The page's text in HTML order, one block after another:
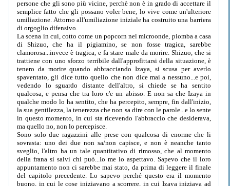
persone che gli sono più vicine, perchè non è in grado di accettare il
semplice fatto che gli possano voler bene, lo vive come un'ulteriore
umiliazione. Attorno all'umiliazione iniziale ha costruito una barriera
di orgoglio difensivo.
La scena in cui, cotto come un popcorn nel microonde, piomba a casa
di Shizuo, che ha il pigiamino, se non fosse tragica, sarebbe
clamorosa...invece è tragica, e fa stare male da morire. Shizuo, che si
trattiene con uno sforzo terribile dall'approfittarsi della situazione, è
tenero da morire quando abbracciando Izaya, si scusa per averlo
spaventato, gli dice tutto quello che non dice mai a nessuno...e poi,
vedendo lo sguardo distante dell'altro, si chiede se ha sentito
qualcosa, e pensa che tra loro c'e un abisso. E non sa che Izaya in
qualche modo lo ha sentito, che ha percepito, sempre, fin dall'inizio,
la sua gentilezza, la tenerezza che non sa dire con le parole...e lo sente
in questo momento, in cui sta ricevendo l'abbraccio che desiderava,
ma quello no, non lo percepisce.
Sono solo due ragazzini alle prese con qualcosa di enorme che li
sovrasta: uno dei due non sa/non capisce, e non è neanche tanto
sveglio, l'altro ha un tale quantitativo di rimosso, che al momento
della frana si salvi chi può...Io me lo aspettavo. Sapevo che il loro
appuntamento non ci sarebbe mai stato, da prima di leggere il finale
del capitolo precedente. Lo sapevo perché questo era il momento
buono, in cui le cose iniziavano a scorrere, in cui Izaya iniziava ad